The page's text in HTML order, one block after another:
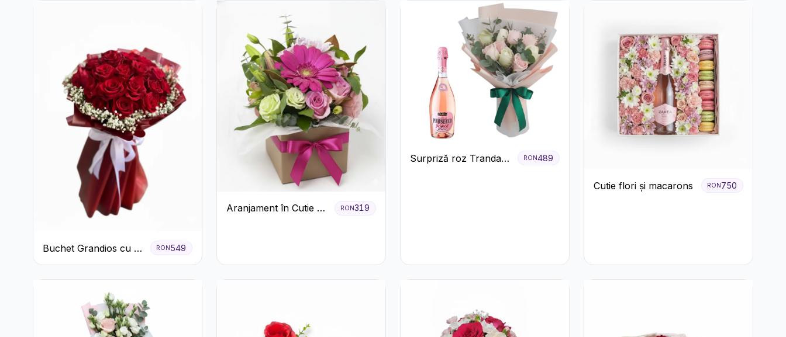
Buchet Grandios cu 25
de Trandafiri Roșii
RON549
Aranjament în Cutie cu
RON319
Surpriză roz Trandafiri
RON489
Cutie flori și macarons RON750